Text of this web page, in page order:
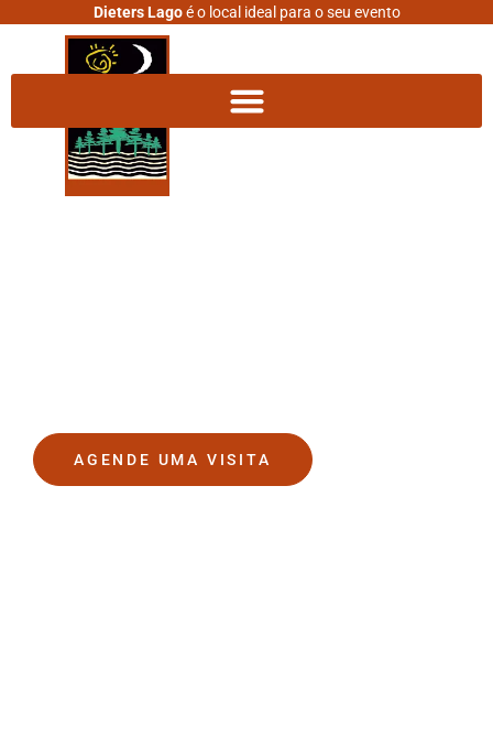
Dieters Lagoé o local ideal para o seu evento
AGENDE UMA VISITA